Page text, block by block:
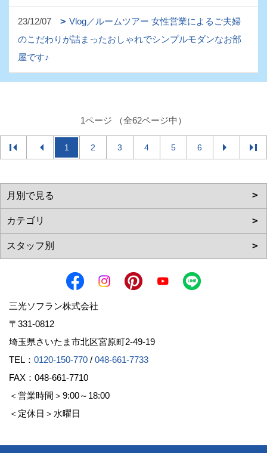
23/12/07
Vlog／ルームツアー 女性営業によるご夫婦
のこだわりが詰まったおしゃれでシンプルモダンなお部
屋です♪
1ページ （全62ページ中）
1 2 3 4 5 6
三光ソフラン株式会社
〒331-0812
埼玉県さいたま市北区宮原町2-49-19
TEL： 0120-150-770 / 048-661-7733
FAX：048-661-7710
＜営業時間＞9:00～18:00
＜定休日＞水曜日